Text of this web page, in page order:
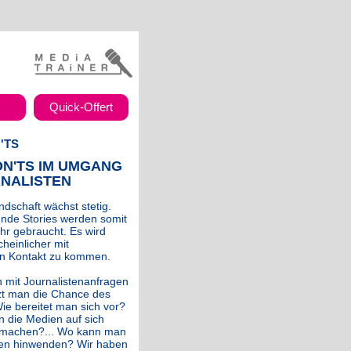
Quick-Offert
IM UMGANG
wächst stetig.
Stories werden somit
gebraucht. Es wird
mit
Kontakt zu kommen.
mit Journalistenanfragen
man die Chance des
bereitet man sich vor?
die Medien auf sich
Wo kann man
hinwenden? Wir haben